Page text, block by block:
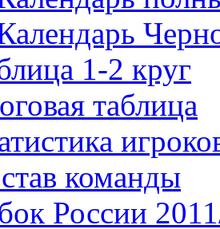
1-2 круг
таблица
команды
России